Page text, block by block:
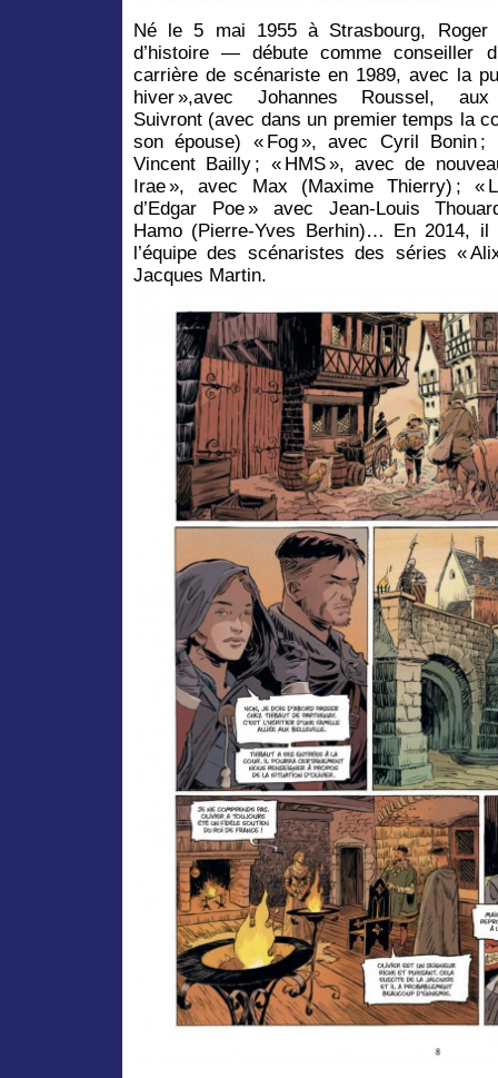
Né le 5 mai 1955 à Strasbourg,
d’histoire — débute comme conseiller
carrière de scénariste en 1989, avec la
hiver »,avec Johannes Roussel,
Suivront (avec dans un premier temps la
son épouse) « Fog », avec Cyril Bonin
Vincent Bailly ; « HMS », avec de
Irae », avec Max (Maxime Thierry) ; «
d’Edgar Poe » avec Jean-Louis
Hamo (Pierre-Yves Berhin)… En 2014, il
l’équipe des scénaristes des séries «
Jacques Martin.